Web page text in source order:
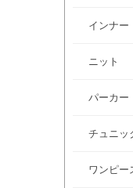
インナー
ニット
パーカー
チュニッ
ワンピー